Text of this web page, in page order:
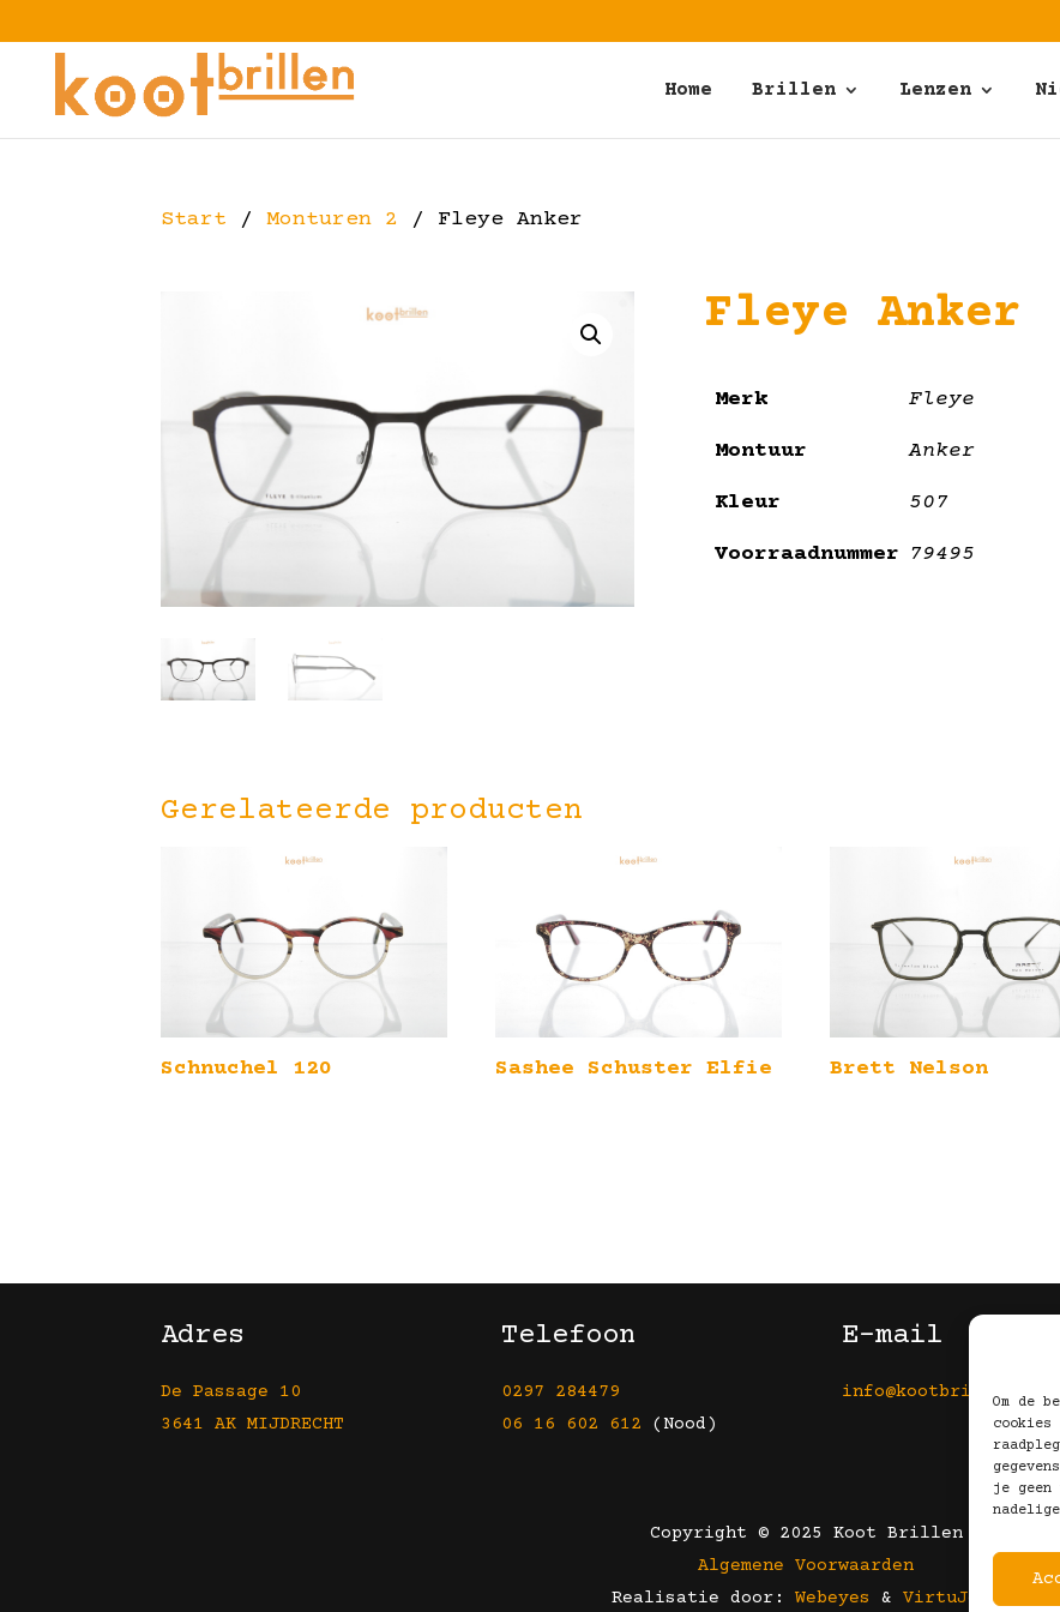
Om de
je geen
Home Brillen Lenzen
Start /Monturen 2 / Fleye Anker
Fleye Anker
Merk Fleye
Montuur Anker
Kleur 507
Voorraadnummer 79495
Gerelateerde producten
Schnuchel 120 Sashee Schuster Elfie Brett Nelson
Adres
De Passage 10
3641 AK MIJDRECHT
Telefoon
0297 284479
06 16 602 612 (Nood)
E-mail
info@kootbrillen.nl
Copyright © 2025 Koot Brillen
Algemene Voorwaarden
Realisatie door: Webeyes & VirtuJoos